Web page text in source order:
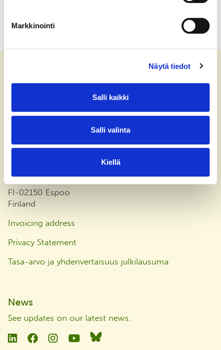
Markkinointi
Näytä tiedot
Salli kaikki
Salli valinta
Kiellä
+358 (0)40 775 0686
FI-02150 Espoo
Finland
Invoicing address
Privacy Statement
Tasa-arvo ja yhdenvertaisuus julkilausuma
News
See updates on our latest news.
LinkedinFacebookInstagramYouTubeBluesky